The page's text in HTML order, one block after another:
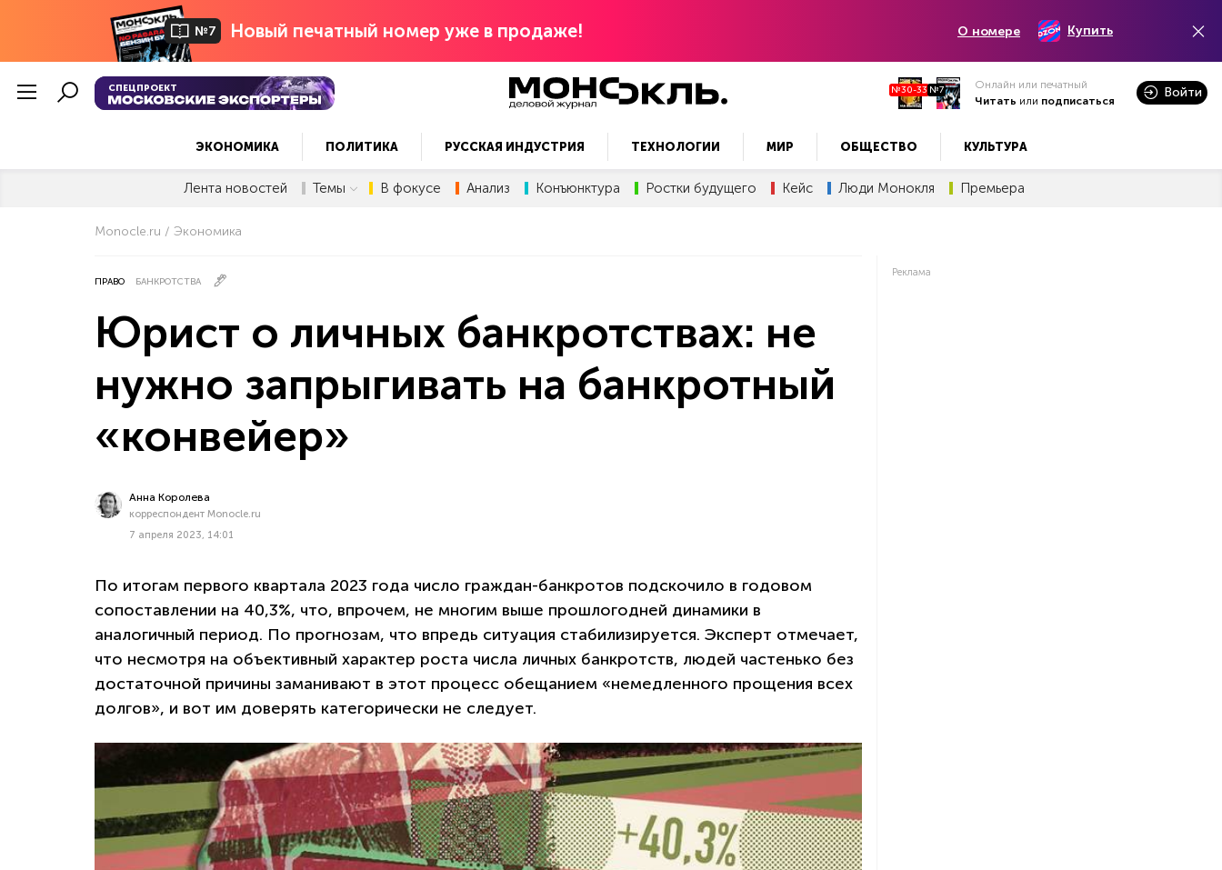
№7 Новый печатный номер уже в продаже! О номере Купить
СПЕЦПРОЕКТ №30-33 №7
Онлайн или печатный
Читать или подписаться
Войти
ЭКОНОМИКА ПОЛИТИКА РУССКАЯ ИНДУСТРИЯ ТЕХНОЛОГИИ МИР ОБЩЕСТВО КУЛЬТУРА
Лента новостей Темы В фокусе Анализ Конъюнктура Ростки будущего Кейс Люди Монокля Премьера
Monocle.ru Экономика
ПРАВО БАНКРОТСТВА
Юрист о личных банкротствах: не
нужно запрыгивать на банкротный
«конвейер»
Анна Королева
корреспондент Monocle.ru
7 апреля 2023, 14:01
По итогам первого квартала 2023 года число граждан-банкротов подскочило в годовом
сопоставлении на 40,3%, что, впрочем, не многим выше прошлогодней динамики в
аналогичный период. По прогнозам, что впредь ситуация стабилизируется. Эксперт отмечает,
что несмотря на объективный характер роста числа личных банкротств, людей частенько без
достаточной причины заманивают в этот процесс обещанием «немедленного прощения всех
долгов», и вот им доверять категорически не следует.
Реклама